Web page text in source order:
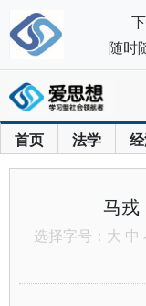
首页 法学
马戎
选择字号： 大 中
随时